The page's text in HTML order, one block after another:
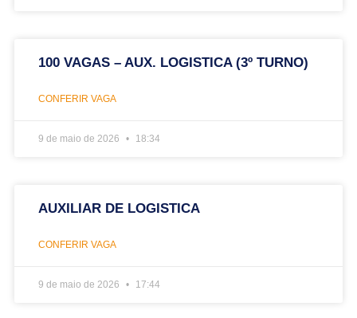
100 VAGAS – AUX. LOGISTICA (3º TURNO)
CONFERIR VAGA
9 de maio de 2026 18:34
AUXILIAR DE LOGISTICA
CONFERIR VAGA
9 de maio de 2026 17:44